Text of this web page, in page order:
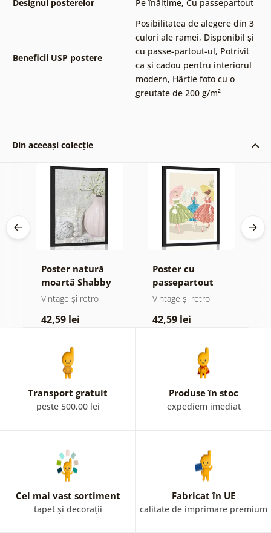
Designul posterelor
Pe înălțime, Cu passepartout
Beneficii USP postere
Posibilitatea de alegere din 3
culori ale ramei, Disponibil și
cu passe-partout-ul, Potrivit
ca și cadou pentru interiorul
modern, Hârtie foto cu o
greutate de 200 g/m²
Din aceeași colecție
Poster natură
moartă Shabby
Chic de lux
Vintage și retro
42,59 lei
Poster cu
passepartout
doamne retro cu
Vintage și retro
42,59 lei
Transport gratuit
peste 500,00 lei
Produse în stoc
expediem imediat
Cel mai vast sortiment
tapet și decorații
Fabricat în UE
calitate de imprimare premium